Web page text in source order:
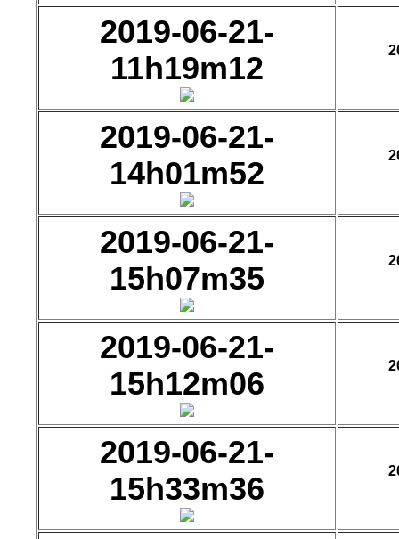
2019-06-21-
11h19m12
2019-06-21-
14h01m52
2019-06-21-
15h07m35
2019-06-21-
15h12m06
2019-06-21-
15h33m36